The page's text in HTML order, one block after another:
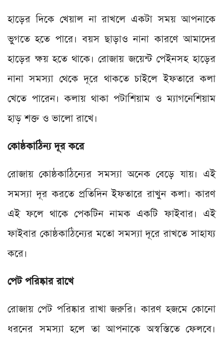
হাড়ের দিকে খেয়াল না রাখলে একটা সময় আপনাকে
ভুগতে হতে পারে। বয়স ছাড়াও নানা কারণে আমাদের
হাড়ের ক্ষয় হতে থাকে। রোজায় জয়েন্ট পেইনসহ হাড়ের
নানা সমস্যা থেকে দূরে থাকতে চাইলে ইফতারে কলা
খেতে পারেন। কলায় থাকা পটাশিয়াম ও ম্যাগনেশিয়াম
হাড় শক্ত ও ভালো রাখে।
কোষ্ঠকাঠিন্য দূর করে
রোজায় কোষ্ঠকাঠিন্যের সমস্যা অনেক বেড়ে যায়। এই
সমস্যা দূর করতে প্রতিদিন ইফতারে রাখুন কলা। কারণ
এই ফলে থাকে পেকটিন নামক একটি ফাইবার। এই
ফাইবার কোষ্ঠকাঠিন্যের মতো সমস্যা দূরে রাখতে সাহায্য
করে।
পেট পরিষ্কার রাখে
রোজায় পেট পরিষ্কার রাখা জরুরি। কারণ হজমে কোনো
ধরনের সমস্যা হলে তা আপনাকে অস্বস্তিতে ফেলবে।